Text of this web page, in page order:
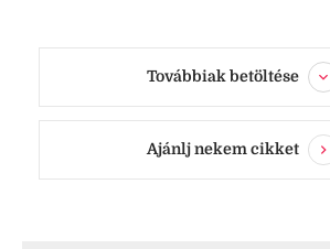
Továbbiak betöltése
Ajánlj nekem cikket